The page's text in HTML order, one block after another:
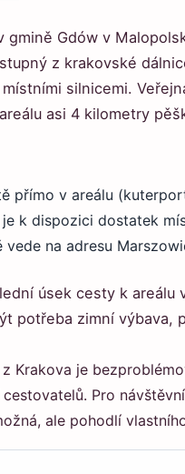
gmině Gdów v
z krakovské
silnicemi.
asi 4 kilometry
přímo v areálu
k dispozici dostatek
vede na adresu
úsek cesty k
potřeba zimní
Krakova je
Pro
ale pohodlí